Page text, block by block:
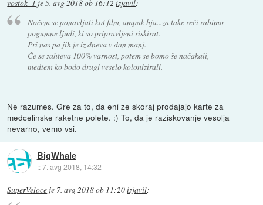
vostok_1 je5. avg 2018 ob 16:12 izjavil:
Nočem se ponavljati kot film, ampak hja...za take reči rabimo
pogumne ljudi, ki so pripravljeni riskirat.
Pri nas pa jih je iz dneva v dan manj.
Če se zahteva 100% varnost, potem se bomo še načakali,
medtem ko bodo drugi veselo kolonizirali.
Ne razumes. Gre za to, da eni ze skoraj prodajajo karte za
medcelinske raketne polete. :) To, da je raziskovanje vesolja
nevarno, vemo vsi.
BigWhale
::7. avg 2018, 14:32
SuperVeloce je 7. avg 2018 ob 11:20izjavil: